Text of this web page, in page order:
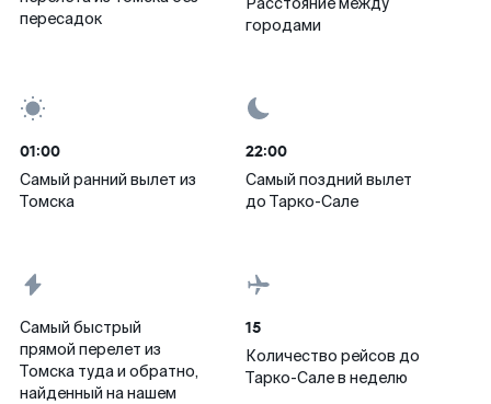
пересадок
городами
01:00
Самый ранний вылет из
Томска
22:00
Самый поздний вылет
до Тарко-Сале
Самый быстрый
прямой перелет из
Томска туда и обратно,
найденный на нашем
15
Количество рейсов до
Тарко-Сале в неделю